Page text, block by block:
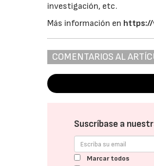
investigación, etc.
Más información en https://
COMENTARIOS AL
Suscríbase a
Marcar todos